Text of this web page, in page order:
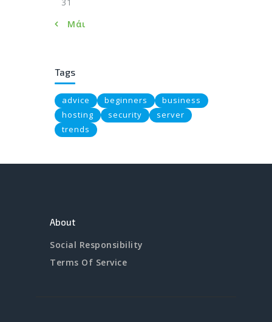
« Μάι
Tags
advice beginners
business
hosting
security
server
trends
About
Social Responsibility
Terms Of Service